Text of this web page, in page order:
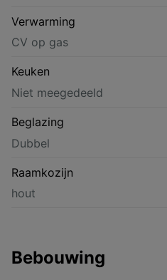
Verwarming
CV op gas
Keuken
Niet meegedeeld
Beglazing
Dubbel
Raamkozijn
hout
Bebouwing